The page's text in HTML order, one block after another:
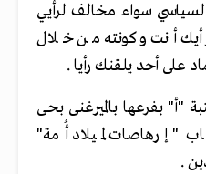
سواء مخالف لرأيي
أنت وكونته من خلال
على أحد يلقنك رأيا .
"أ" بفرعها بالميرغنى بحى
"إرهاصات لميلاد أُمة"
.